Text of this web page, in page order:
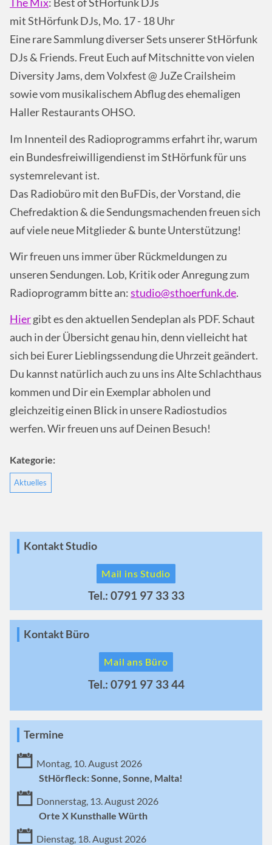
The Mix: Best of StHörfunk DJs
mit StHörfunk DJs, Mo. 17 - 18 Uhr
Eine rare Sammlung diverser Sets unserer StHörfunk
DJs & Friends. Freut Euch auf Mitschnitte von vielen
Diversity Jams, dem Volxfest @ JuZe Crailsheim
sowie vom musikalischem Abflug des ehemaligen
Haller Restaurants OHSO.
Im Innenteil des Radioprogramms erfahrt ihr, warum
ein Bundesfreiwilligendienst im StHörfunk für uns
systemrelevant ist.
Das Radiobüro mit den BuFDis, der Vorstand, die
Chefredaktion & die Sendungsmachenden freuen sich
auf viele neue Mitglieder & bunte Unterstützung!
Wir freuen uns immer über Rückmeldungen zu
unseren Sendungen. Lob, Kritik oder Anregung zum
Radioprogramm bitte an:studio@sthoerfunk.de.
Hiergibt es den aktuellen Sendeplan als PDF. Schaut
auch in der Übersicht genau hin, denn vielleicht hat
sich bei Eurer Lieblingssendung die Uhrzeit geändert.
Du kannst natürlich auch zu uns ins Alte Schlachthaus
kommen und Dir ein Exemplar abholen und
gleichzeitig einen Blick in unsere Radiostudios
werfen. Wir freuen uns auf Deinen Besuch!
Kategorie:
Aktuelles
Kontakt Studio
Mail ins Studio
Tel.: 0791 97 33 33
Kontakt Büro
Mail ans Büro
Tel.: 0791 97 33 44
Termine
Montag, 10. August 2026
StHörfleck: Sonne, Sonne, Malta!
Donnerstag, 13. August 2026
Orte X Kunsthalle Würth
Dienstag, 18. August 2026